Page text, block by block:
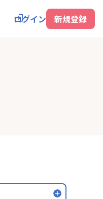
ログイン 新規登録